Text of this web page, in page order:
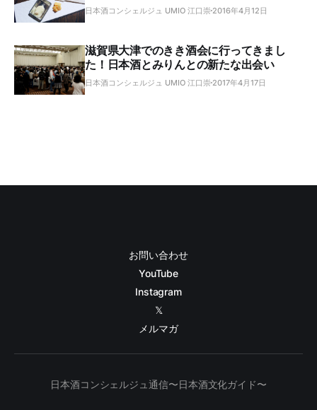
日本酒コンシェルジュ UMIO 江口崇 2016年4月12日
滋賀県大津でのきき酒会に行ってきまし
た！日本酒とみりんとの新たな出会い
日本酒コンシェルジュ UMIO 江口崇 2017年4月17日
お問い合わせ
YouTube
Instagram
𝕏
メルマガ
日本酒コンシェルジュ通信〜日本酒文化ガイド〜